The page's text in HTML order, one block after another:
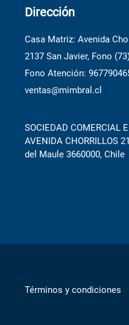
Dirección
Casa Matriz: Avenida
2137 San Javier, Fono
Fono Atención:
ventas@mimbral.cl
SOCIEDAD COMERCIAL
AVENIDA CHORRILLOS
del Maule 3660000, Chile
Términos y condiciones